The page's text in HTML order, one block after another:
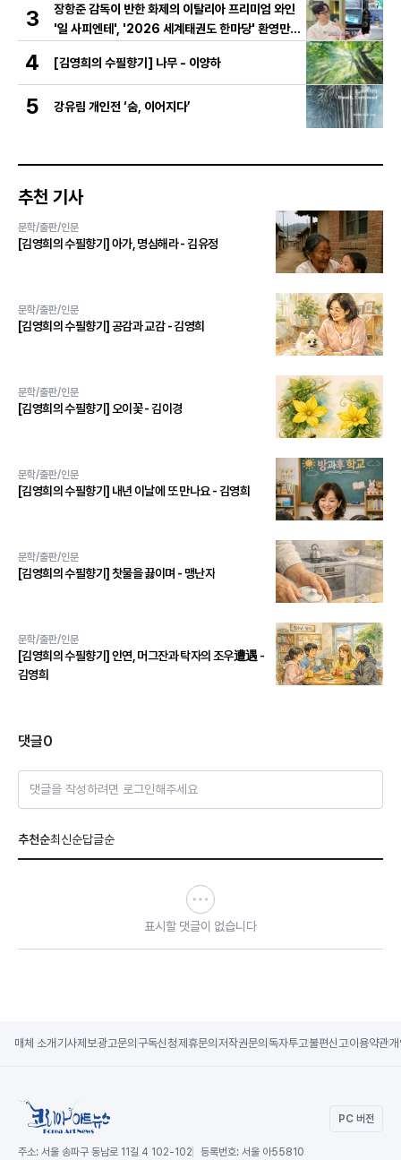
3
장항준 감독이 반한 화제의 이탈리아 프리미엄 와인
'일 사피엔테', '2026 세계태권도 한마당' 환영만찬
4 [김영희의 수필향기] 나무 - 이양하
5 강유림 개인전 ‘숨, 이어지다’
추천 기사
문학/출판/인문
[김영희의 수필향기] 아가, 명심해라 - 김유정
문학/출판/인문
[김영희의 수필향기] 공감과 교감 - 김영희
문학/출판/인문
[김영희의 수필향기] 오이꽃 - 김이경
문학/출판/인문
[김영희의 수필향기] 내년 이날에 또 만나요 - 김영희
문학/출판/인문
[김영희의 수필향기] 찻물을 끓이며 - 맹난자
문학/출판/인문
[김영희의 수필향기] 인연, 머그잔과 탁자의 조우遭遇 -
김영희
댓글0
댓글을 작성하려면 로그인해주세요
추천순최신순답글순
표시할 댓글이 없습니다
매체 소개 기사제보광고문의 구독신청제휴문의 저작권문의 독자투고불편신고이용약관
PC 버전
주소: 서울 송파구 동남로 11길 4 102-102 등록번호: 서울 아55810